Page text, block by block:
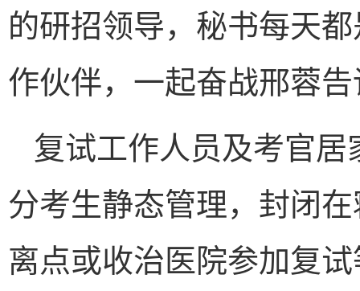
的研招领导，秘书每天
作伙伴，一起奋战邢蓉
复试工作人员及考官
分考生静态管理，封闭
离点或收治医院参加复